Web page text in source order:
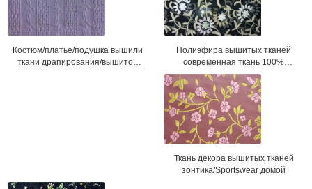
Костюм/платье/подушка вышили
ткани драпирования/вышитой
Полиэфира вышитых тканей
современная ткань 100%
драпирования
Ткань декора вышитых тканей
зонтика/Sportswear домой